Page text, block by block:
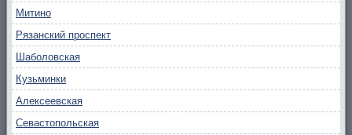
Митино
Рязанский проспект
Шаболовская
Кузьминки
Алексеевская
Севастопольская